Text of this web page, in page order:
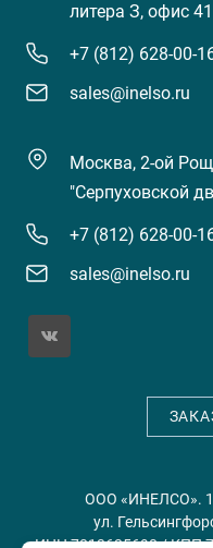
литера З, офис
+7 (812) 628-00-
sales@inelso.ru
Москва, 2-ой
"Серпуховской
+7 (812) 628-00-
sales@inelso.ru
ООО «ИНЕЛСО».
ул.